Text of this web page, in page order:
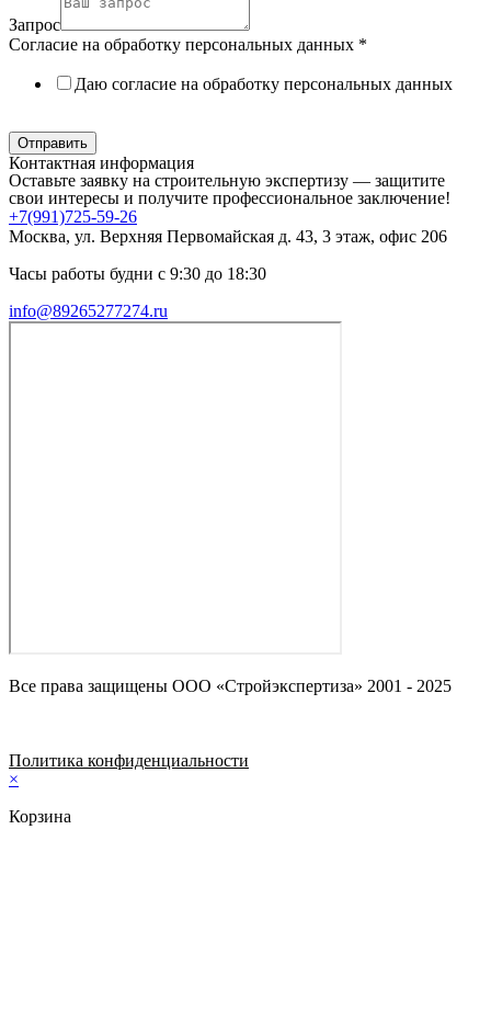
Запрос
Согласие на обработку персональных данных *
Даю согласие на обработку персональных данных
Отправить
Контактная информация
Оставьте заявку на строительную экспертизу — защитите
свои интересы и получите профессиональное заключение!
+7(991)725-59-26
Москва, ул. Верхняя Первомайская д. 43, 3 этаж, офис 206
Часы работы будни с 9:30 до 18:30
info@89265277274.ru
Все права защищены ООО «Стройэкспертиза» 2001 - 2025
Политика конфиденциальности
×
Корзина